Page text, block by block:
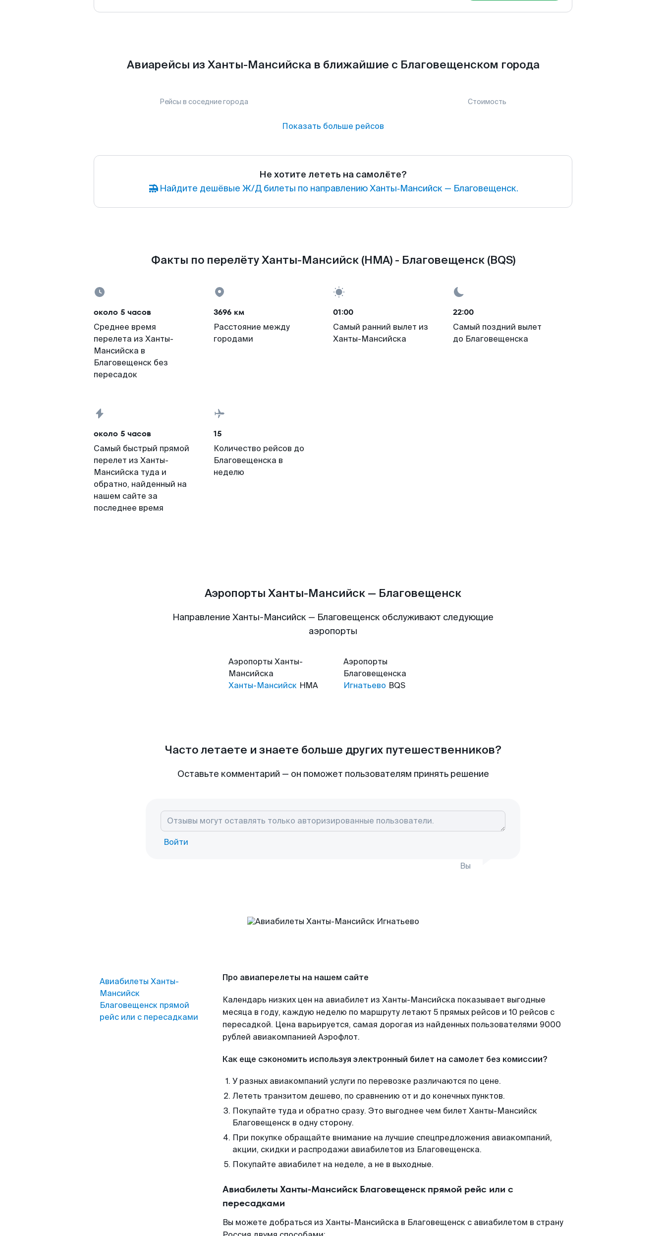
Авиарейсы из Ханты-Мансийска в ближайшие с Благовещенском города
Рейсы в соседние города Стоимость
Показать больше рейсов
Не хотите лететь на самолёте?
Найдите дешёвые Ж/Д билеты по направлению Ханты‑Мансийск — Благовещенск.
Факты по перелёту Ханты-Мансийск (HMA) - Благовещенск (BQS)
около 5 часов
Среднее время
перелета из Ханты-
Мансийска в
Благовещенск без
пересадок
3696 км
Расстояние между
городами
01:00
Самый ранний вылет из
Ханты-Мансийска
22:00
Самый поздний вылет
до Благовещенска
около 5 часов
Самый быстрый прямой
перелет из Ханты-
Мансийска туда и
обратно, найденный на
нашем сайте за
последнее время
15
Количество рейсов до
Благовещенска в
неделю
Аэропорты Ханты-Мансийск — Благовещенск
Направление Ханты-Мансийск — Благовещенск обслуживают следующие
аэропорты
Аэропорты Ханты-
Мансийска
Ханты-Мансийск HMA
Аэропорты
Благовещенска
Игнатьево BQS
Часто летаете и знаете больше других путешественников?
Оставьте комментарий — он поможет пользователям принять решение
Войти
Вы
Авиабилеты Ханты-
Мансийск
Благовещенск прямой
рейс или с пересадками
Про авиаперелеты на нашем сайте
Календарь низких цен на авиабилет из Ханты-Мансийска показывает выгодные
месяца в году, каждую неделю по маршруту летают 5 прямых рейсов и 10 рейсов с
пересадкой. Цена варьируется, самая дорогая из найденных пользователями 9000
рублей авиакомпанией Аэрофлот.
Как еще сэкономить используя электронный билет на самолет без комиссии?
У разных авиакомпаний услуги по перевозке различаются по цене.
Лететь транзитом дешево, по сравнению от и до конечных пунктов.
Покупайте туда и обратно сразу. Это выгоднее чем билет Ханты-Мансийск
Благовещенск в одну сторону.
При покупке обращайте внимание на лучшие спецпредложения авиакомпаний,
акции, скидки и распродажи авиабилетов из Благовещенска.
Покупайте авиабилет на неделе, а не в выходные.
Авиабилеты Ханты-Мансийск Благовещенск прямой рейс или с
пересадками
Вы можете добраться из Ханты-Мансийска в Благовещенск с авиабилетом в страну